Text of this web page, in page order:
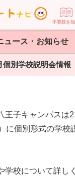
不登校を
ュース・お知らせ
別学校説明会情報
子キャンパスは
に個別形式の学校
学校について詳し